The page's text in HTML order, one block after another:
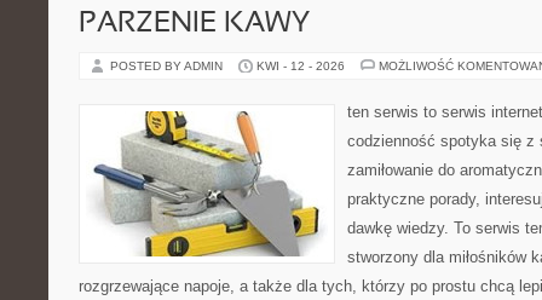
PARZENIE KAWY
POSTED BY ADMIN KWI - 12 - 2026 MOŻLIWOŚĆ
ten serwis to serwis
codzienność spotyka się z
zamiłowanie do
praktyczne porady,
dawkę wiedzy. To serwis
stworzony dla miłośników
rozgrzewające napoje, a także dla tych, którzy po prostu chcą